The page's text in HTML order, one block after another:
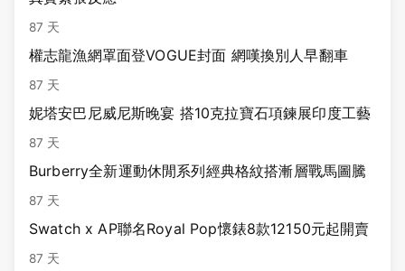
87 天
權志龍漁網罩面登VOGUE封面 網嘆換別人早翻車
87 天
妮塔安巴尼威尼斯晚宴 搭10克拉寶石項鍊展印度工藝
87 天
Burberry全新運動休閒系列經典格紋搭漸層戰馬圖騰
87 天
Swatch x AP聯名Royal Pop懷錶8款12150元起開賣
87 天